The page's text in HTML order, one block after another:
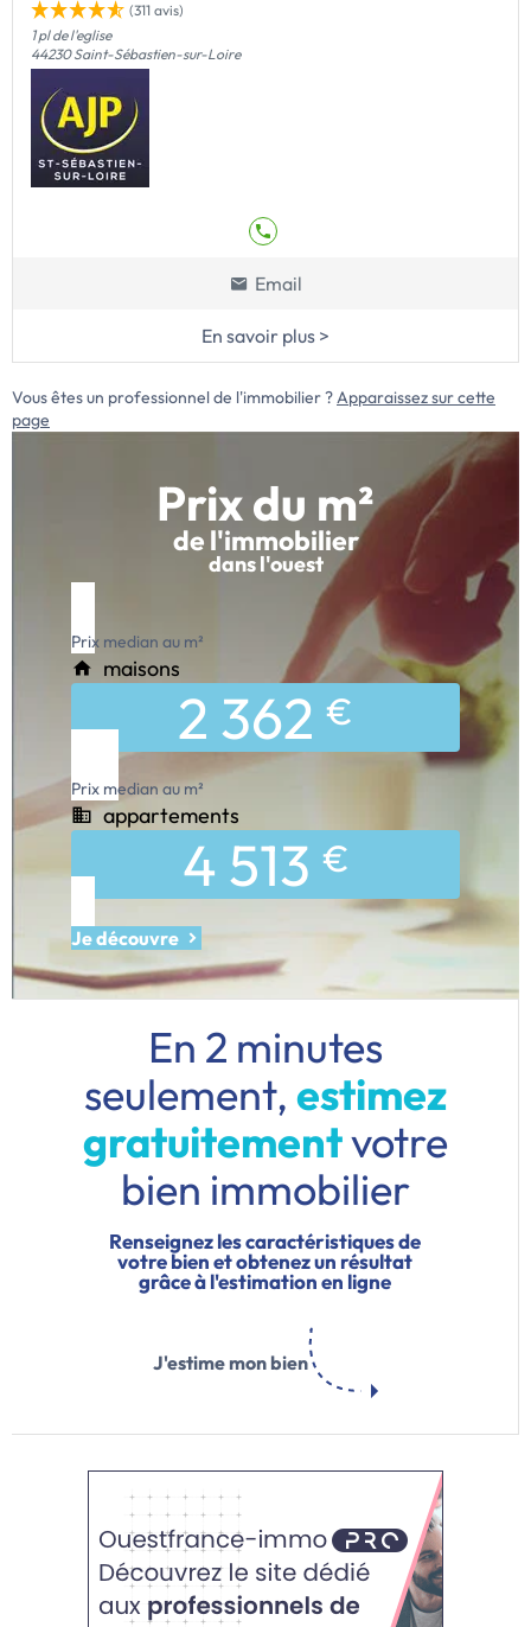
(311 avis)
1 pl de l'eglise
44230 Saint-Sébastien-sur-Loire
Email
En savoir plus >
Vous êtes un professionnel de l'immobilier ?Apparaissez sur cette
page
Prix du m²
de l'immobilier
dans l'ouest
Prix median au m²
maisons
2 362 €
Prix median au m²
appartements
4 513 €
Je découvre
En 2 minutes
seulement, estimez
gratuitementvotre
bien immobilier
Renseignez les caractéristiques de
votre bien et obtenez un résultat
grâce à l'estimation en ligne
J'estime mon bien